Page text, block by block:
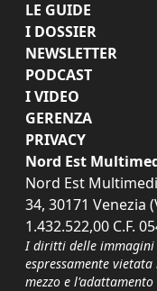
LE GUIDE
I DOSSIER
NEWSLETTER
PODCAST
I VIDEO
GERENZA
PRIVACY
Nord Est
Nord Est
34, 30171 Venezia
1.432.522,00 C.F.
I diritti delle immagini
espressamente
mezzo e